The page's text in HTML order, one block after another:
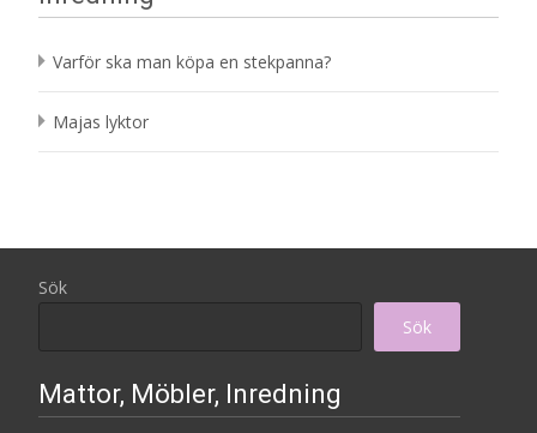
Varför ska man köpa en stekpanna?
Majas lyktor
Sök
Sök
Mattor, Möbler, Inredning